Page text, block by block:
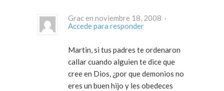
Grac en noviembre 18, 2008 ·
Accede para responder
Martin, si tus padres te ordenaron
callar cuando alguien te dice que
cree en Dios, ¿por que demonios no
eres un buen hijo y les obedeces